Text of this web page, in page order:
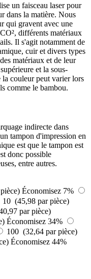
un faisceau laser pour
dans la matière. Nous
qui gravent avec une
différents matériaux
Il s'agit notamment de
cuir et divers types
matériaux et de leur
et la sous-
couleur peut varier lors
comme le bambou.
indirecte dans
tampon d'impression en
est que le tampon est
donc possible
entre autres.
Économisez 7%
10 (45,98 par pièce)
par pièce)
Économisez 34%
100 (32,64 par pièce)
Économisez 44%